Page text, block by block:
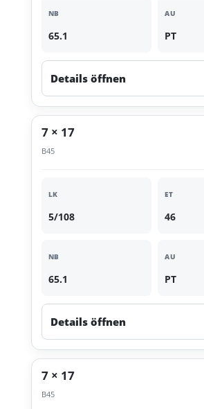
NB
65.1
AU
PT
Details öffnen
7 × 17
B45
LK
5/108
ET
46
NB
65.1
AU
PT
Details öffnen
7 × 17
B45